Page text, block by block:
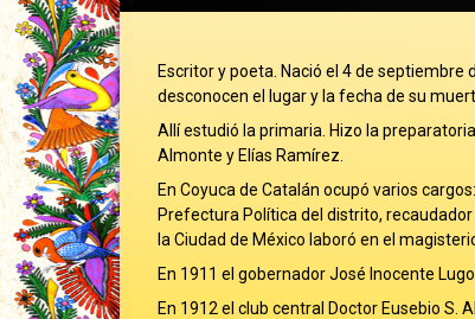
Escritor y poeta. Nació el 4 de septiembre
desconocen el lugar y la fecha de su
Allí estudió la primaria. Hizo la
Almonte y Elías Ramírez.
En Coyuca de Catalán ocupó varios
Prefectura Política del distrito,
la Ciudad de México laboró en el
En 1911 el gobernador José Inocente
En 1912 el club central Doctor Eusebio S.